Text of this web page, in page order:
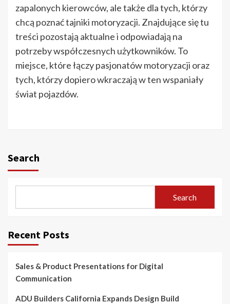
zapalonych kierowców, ale także dla tych, którzy
chcą poznać tajniki motoryzacji. Znajdujące się tu
treści pozostają aktualne i odpowiadają na
potrzeby współczesnych użytkowników. To
miejsce, które łączy pasjonatów motoryzacji oraz
tych, którzy dopiero wkraczają w ten wspaniały
świat pojazdów.
Search
Search
Recent Posts
Sales & Product Presentations for Digital
Communication
ADU Builders California Expands Design Build